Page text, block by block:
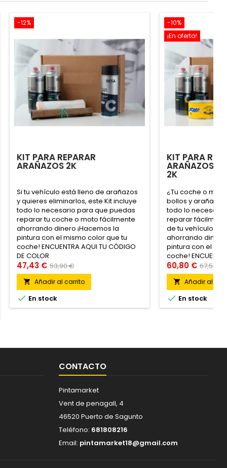
-12%
KIT PARA REPARAR
ARAÑAZOS 2K
Si tu vehículo está lleno de arañazos
y quieres eliminarlos, este Kit incluye
todo lo necesario para que puedas
reparar tu coche o moto fácilmente
ahorrando dinero ¡Hacemos la
pintura con el mismo color que tu
coche! ENCUENTRA AQUI TU CÓDIGO
DE COLOR
47,43 € 53,90 €
 Añadir al carrito
 En stock
-10%
¡En oferta!
KIT PARA
ARAÑAZOS Y
2K
¿Tu coche o
bollos y
todo lo
reparar
de tu vehículo y
ahorrando dinero
pintura con el
coche!
DE COLOR
60,80 € 67,55 €
 Añadir al
 En stock
CONTACTO
Pintamarket
Vent de penagall, 4
46520 Puerto de Sagunto
Teléfono: 681808216
Email: pintamarket18@gmail.com